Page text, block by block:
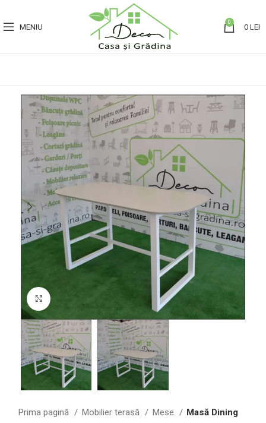
MENIU
0
0 LEI
Click to enlarge
Prima pagină Mobilier terasă Mese Masă Dining